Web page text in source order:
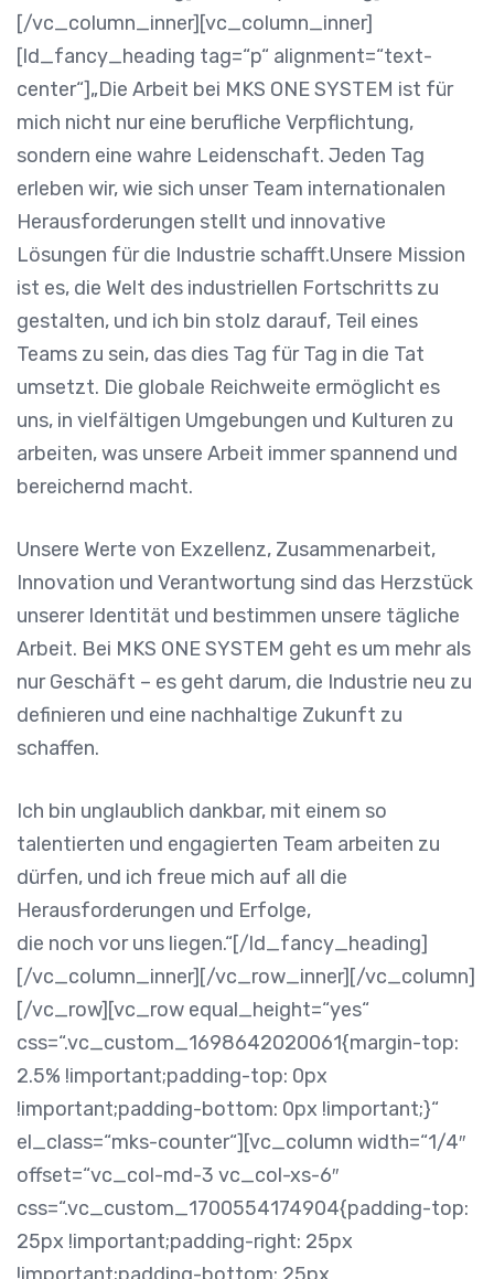
[/vc_column_inner][vc_column_inner]
[ld_fancy_heading tag=“p“ alignment=“text-
center“]„Die Arbeit bei MKS ONE SYSTEM ist für
mich nicht nur eine berufliche Verpflichtung,
sondern eine wahre Leidenschaft. Jeden Tag
erleben wir, wie sich unser Team internationalen
Herausforderungen stellt und innovative
Lösungen für die Industrie schafft.Unsere Mission
ist es, die Welt des industriellen Fortschritts zu
gestalten, und ich bin stolz darauf, Teil eines
Teams zu sein, das dies Tag für Tag in die Tat
umsetzt. Die globale Reichweite ermöglicht es
uns, in vielfältigen Umgebungen und Kulturen zu
arbeiten, was unsere Arbeit immer spannend und
bereichernd macht.
Unsere Werte von Exzellenz, Zusammenarbeit,
Innovation und Verantwortung sind das Herzstück
unserer Identität und bestimmen unsere tägliche
Arbeit. Bei MKS ONE SYSTEM geht es um mehr als
nur Geschäft – es geht darum, die Industrie neu zu
definieren und eine nachhaltige Zukunft zu
schaffen.
Ich bin unglaublich dankbar, mit einem so
talentierten und engagierten Team arbeiten zu
dürfen, und ich freue mich auf all die
Herausforderungen und Erfolge,
die noch vor uns liegen.“[/ld_fancy_heading]
[/vc_column_inner][/vc_row_inner][/vc_column]
[/vc_row][vc_row equal_height=“yes“
css=“.vc_custom_1698642020061{margin-top:
2.5% !important;padding-top: 0px
!important;padding-bottom: 0px !important;}“
el_class=“mks-counter“][vc_column width=“1/4″
offset=“vc_col-md-3 vc_col-xs-6″
css=“.vc_custom_1700554174904{padding-top:
25px !important;padding-right: 25px